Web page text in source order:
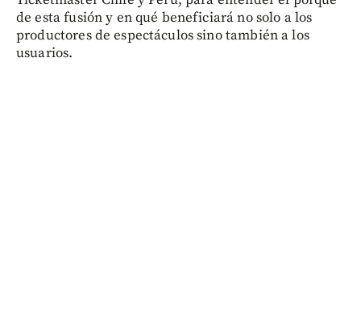
de esta fusión y en qué beneficiará no solo a los
productores de espectáculos sino también a los
usuarios.